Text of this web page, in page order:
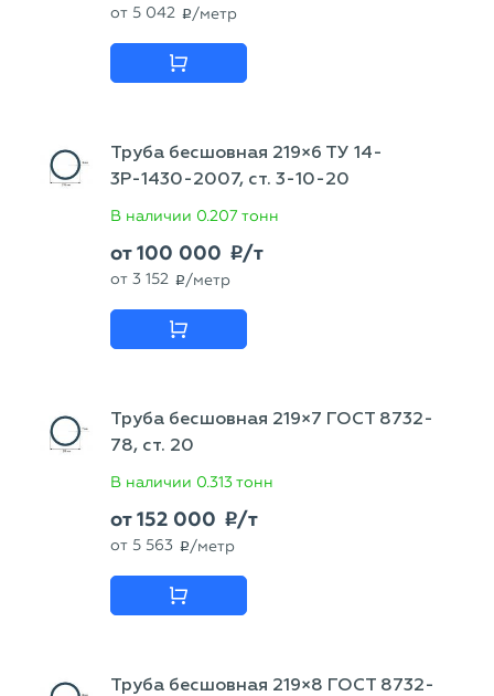
от 5 042 p /метр
Труба бесшовная 219×6 ТУ 14-
3Р-1430-2007, ст. 3-10-20
В наличии 0.207 тонн
от100 000 p/т
от 3 152 p /метр
Труба бесшовная 219×7 ГОСТ 8732-
78, ст. 20
В наличии 0.313 тонн
от152 000 p/т
от 5 563 p /метр
Труба бесшовная 219×8 ГОСТ 8732-